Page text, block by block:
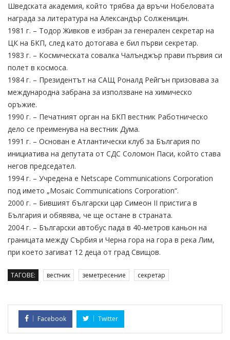
Шведската академия, който трябва да връчи Нобеловата
награда за литература на Александър Солженицин.
1981 г. – Тодор Живков е избран за генерален секретар на
ЦК на БКП, след като дотогава е бил първи секретар.
1983 г. – Космическата совалка Чалънджър прави първия си
полет в космоса.
1984 г. – Президентът на САЩ Роналд Рейгън призовава за
международна забрана за използване на химическо
оръжие.
1990 г. – Печатният орган на БКП вестник Работническо
дело се преименува на вестник Дума.
1991 г. – Основан е Атлантически клуб за България по
инициатива на депутата от СДС Соломон Паси, който става
негов председател.
1994 г. – Учредена е Netscape Communications Corporation
под името „Mosaic Communications Corporation“.
2000 г. – Бившият български цар Симеон II пристига в
България и обявява, че ще остане в страната.
2004 г. – Български автобус пада в 40-метров каньон на
границата между Сърбия и Черна гора на гора в река Лим,
при което загиват 12 деца от град Свищов.
ТАГОВЕ: вестник земетресение секретар
Facebook Twitter